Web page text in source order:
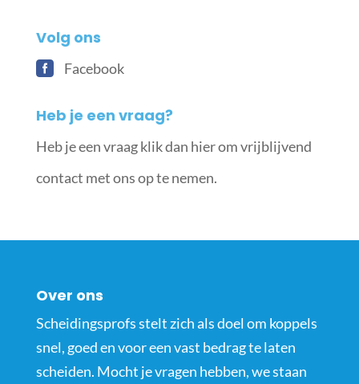
Volg ons
Facebook
Heb je een vraag?
Heb je een vraag klik dan hier om vrijblijvend
contact met ons op te nemen.
Over ons
Scheidingsprofs stelt zich als doel om koppels
snel, goed en voor een vast bedrag te laten
scheiden. Mocht je vragen hebben, we staan